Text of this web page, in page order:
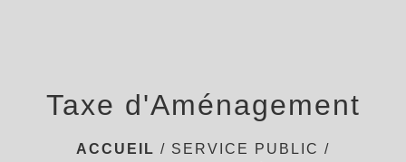
Taxe d'Aménagement
ACCUEIL / SERVICE PUBLIC /